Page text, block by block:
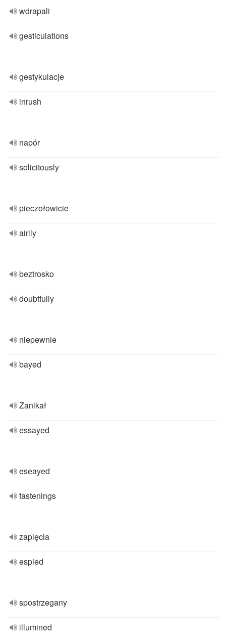
wdrapali
gesticulations
gestykulacje
inrush
napór
solicitously
pieczołowicie
airily
beztrosko
doubtfully
niepewnie
bayed
Zanikał
essayed
eseayed
fastenings
zapięcia
espied
spostrzegany
illumined